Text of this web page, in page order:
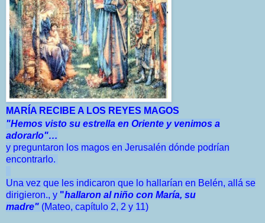
MARÍA RECIBE A LOS REYES MAGOS
"Hemos visto su estrella en Oriente y venimos a
adorarlo"…
y preguntaron los magos en Jerusalén dónde podrían
encontrarlo.
Una vez que les indicaron que lo hallarían en Belén, allá se
dirigieron., y "hallaron al niño con María, su
madre" (Mateo, capítulo 2, 2 y 11)